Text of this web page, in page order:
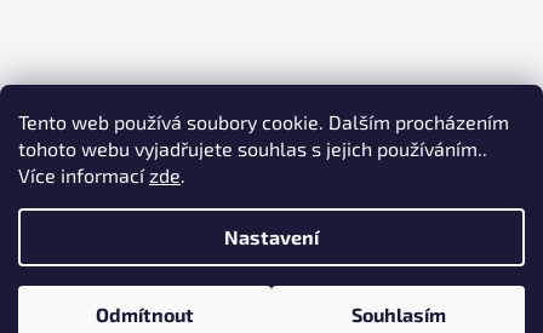
Tento web používá soubory cookie. Dalším procházením
tohoto webu vyjadřujete souhlas s jejich používáním..
Více informacízde.
Nastavení
Odmítnout Souhlasím
Sledovat na Instagramu
Vytvořil Shoptet